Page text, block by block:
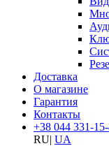
Доставка
О магазине
Гарантия
Контакты
+38 044 331-
RU| UA